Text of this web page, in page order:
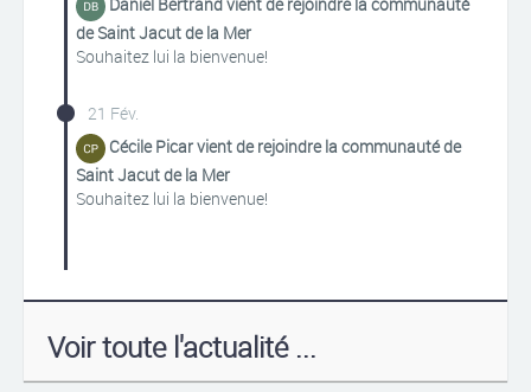
de Saint Jacut de la Mer
Souhaitez lui la bienvenue!
21 Fév.
Cécile Picar vient de rejoindre la communauté de
Saint Jacut de la Mer
Souhaitez lui la bienvenue!
Voir toute l'actualité ...